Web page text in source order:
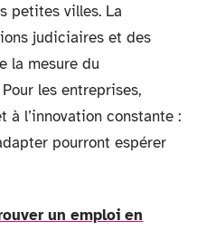
petites villes. La
judiciaires et des
la mesure du
les entreprises,
à l’innovation constante :
pourront espérer
un emploi en